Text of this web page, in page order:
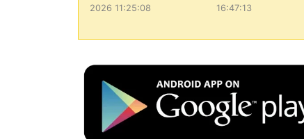
2026 11:25:08
16:47:13